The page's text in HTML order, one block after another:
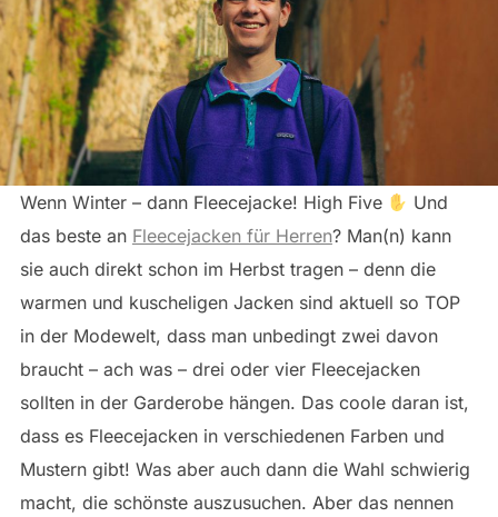
Wenn Winter – dann Fleecejacke! High Five
Und
das beste an Fleecejacken für Herren? Man(n) kann
sie auch direkt schon im Herbst tragen – denn die
warmen und kuscheligen Jacken sind aktuell so TOP
in der Modewelt, dass man unbedingt zwei davon
braucht – ach was – drei oder vier Fleecejacken
sollten in der Garderobe hängen. Das coole daran ist,
dass es Fleecejacken in verschiedenen Farben und
Mustern gibt! Was aber auch dann die Wahl schwierig
macht, die schönste auszusuchen. Aber das nennen